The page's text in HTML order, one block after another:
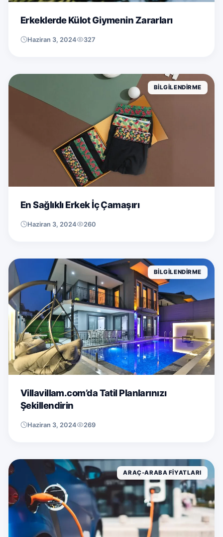
Erkeklerde Külot Giymenin Zararları
Haziran 3, 2024 327
BILGILENDIRME
En Sağlıklı Erkek İç Çamaşırı
Haziran 3, 2024 260
BILGILENDIRME
Villavillam.com’da Tatil Planlarınızı
Şekillendirin
Haziran 3, 2024 269
ARAÇ-ARABA FIYATLARI